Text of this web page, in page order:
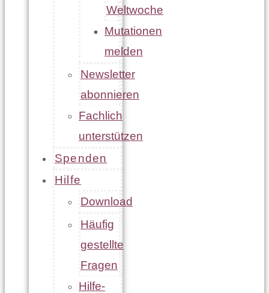
Weltwoche
Mutationen
melden
Newsletter
abonnieren
Fachlich
unterstützen
Spenden
Hilfe
Download
Häufig
gestellte
Fragen
Hilfe-